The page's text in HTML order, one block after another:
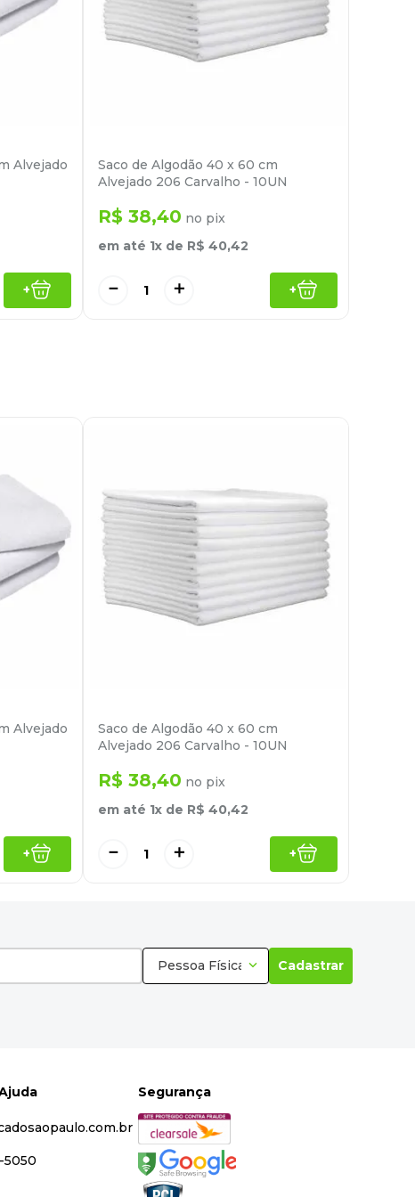
Alvejado
+
Saco de Algodão 40 x 60 cm
Alvejado 206 Carvalho - 10UN
R$ 38,40 no pix
em até 1x de R$ 40,42
＋
－ +
Alvejado
+
Saco de Algodão 40 x 60 cm
Alvejado 206 Carvalho - 10UN
R$ 38,40 no pix
em até 1x de R$ 40,42
＋
－ +
Pessoa Física Cadastrar
5050
Segurança